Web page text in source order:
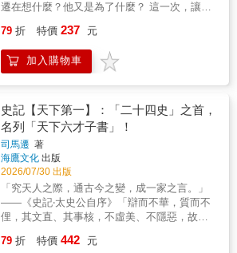
遷在想什麼？他又是為了什麼？ 這一次，讓我
《史記》匯集了中國上古文明的精粹，記載了
無數精彩非凡的歷史人事。太史公不只想記錄
歷史，更希望從歷史中找尋人類問題的終極解
部」是散文大宗，在「子部」是一家之言，在
「經部」是百王大法，後世再也沒有出現如此
宏偉貫通之作。 但是，司馬談與司馬遷父子到
底為什麼要寫《史記》？ 答案全在〈太史公自
序〉裡。 被譽為「千古名序」的〈太史公自
序〉是進入《史記》的大門，讀通了這一篇自
序，你不但能掌握《史記》的整體結構和要
點，更將明瞭在中國史學最危險的那一刻，司
馬談和司馬遷父子是多麼勇敢地承擔起責任，
接續了史學的傳統，因為覺得責無旁貸。 原
79 折 特價 237 元
加入購物車
史記【天下第一】：「二十四史」之首，
名列「天下六才子書」！
司馬遷 著
海鷹文化 出版
2026/07/30 出版
「究天人之際，通古今之變，成一家之言。」
——《史記‧太史公自序》「辯而不華，質而不
俚，其文直、其事核，不虛美、不隱惡，故謂
落，無枝蔓之疾；渾然天成、滴水不漏，增一
79 折 特價 442 元